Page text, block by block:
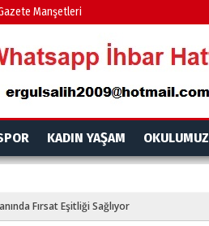
Manşetleri
KADIN YAŞAM OKULUMUZ
Fırsat Eşitliği Sağlıyor